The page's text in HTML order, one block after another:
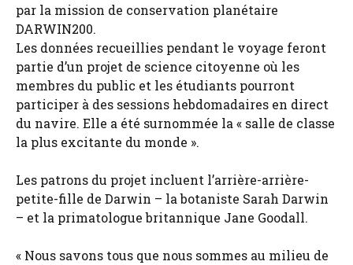
par la mission de conservation planétaire
DARWIN200.
Les données recueillies pendant le voyage feront
partie d’un projet de science citoyenne où les
membres du public et les étudiants pourront
participer à des sessions hebdomadaires en direct
du navire. Elle a été surnommée la « salle de classe
la plus excitante du monde ».
Les patrons du projet incluent l’arrière-arrière-
petite-fille de Darwin – la botaniste Sarah Darwin
– et la primatologue britannique Jane Goodall.
« Nous savons tous que nous sommes au milieu de